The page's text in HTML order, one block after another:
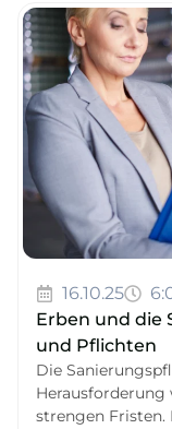
16.10.25
Erben und die
und Pflichten
Die
Herausforderung
strengen Fristen.